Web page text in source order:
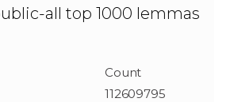
all top 1000 lemmas
Count
112609795